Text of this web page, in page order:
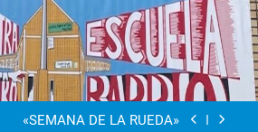
“Visibles Sí”
Dia De La Familia
«SEMANA DE LA RUEDA»